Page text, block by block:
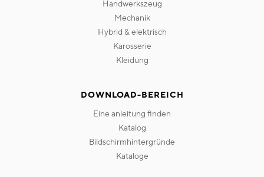
handwerkszeug
mechanik
hybrid & elektrisch
karosserie
kleidung
DOWNLOAD-BEREICH
eine anleitung finden
katalog
bildschirmhintergründe
kataloge